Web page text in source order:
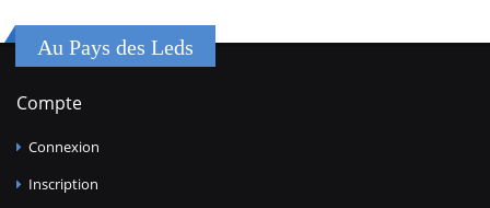
Au Pays des Leds
Compte
Connexion
Inscription